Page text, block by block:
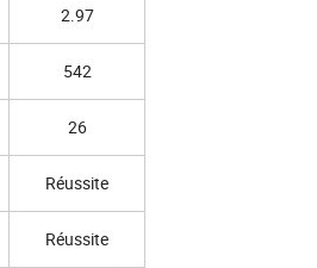
2.97
542
26
Réussite
Réussite